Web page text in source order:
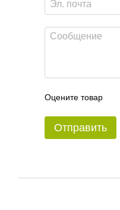
Оцените товар
Отправить